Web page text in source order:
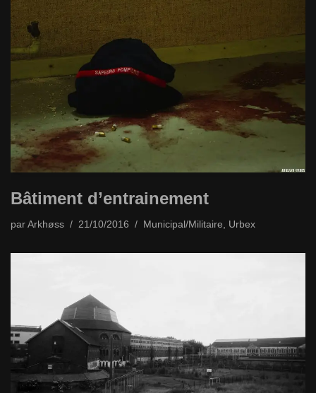
Bâtiment d’entrainement
par Arkhøss 21/10/2016 Municipal/Militaire, Urbex